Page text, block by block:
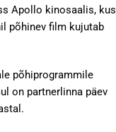
Apollo kinosaalis, kus
põhinev film kujutab
põhiprogrammile
on partnerlinna päev